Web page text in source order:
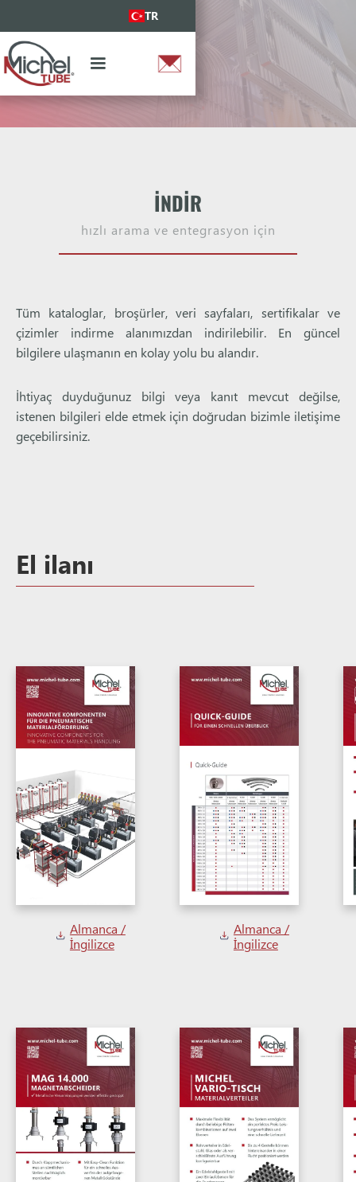
TR
İNDIR
hızlı arama ve entegrasyon için
Tüm kataloglar, broşürler, veri sayfaları, sertifikalar ve
çizimler indirme alanımızdan indirilebilir. En güncel
bilgilere ulaşmanın en kolay yolu bu alandır.
İhtiyaç duyduğunuz bilgi veya kanıt mevcut değilse,
istenen bilgileri elde etmek için doğrudan bizimle iletişime
geçebilirsiniz.
El ilanı
Almanca /
İngilizce
Almanca /
İngilizce